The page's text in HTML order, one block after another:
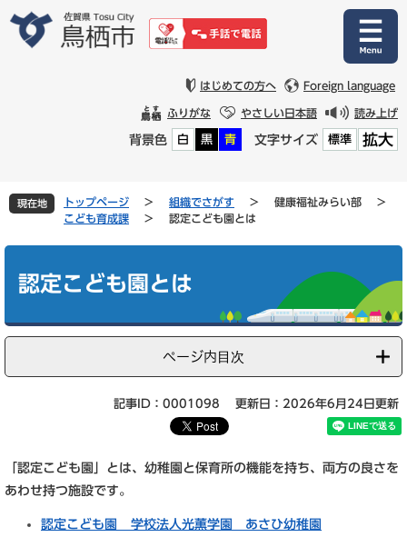
文
はじめての方へ Foreign language
ふりがな やさしい日本語 読み上げ
背景色 白 黒 青 文字サイズ 標準 拡大
現在地 トップページ > 組織でさがす > 健康福祉みらい部
>
こども育成課
> 認定こども園とは
認定こども園とは
ページ内目次
記事ID：0001098 更新日：2026年6月24日更新
「認定こども園」とは、幼稚園と保育所の機能を持ち、両方の良さを
あわせ持つ施設です。
認定こども園 学校法人光薫学園 あさひ幼稚園